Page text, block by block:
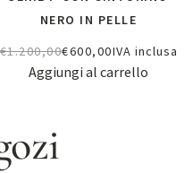
NERO IN PELLE
€1.200,00€600,00IVA inclusa
Aggiungi al carrello